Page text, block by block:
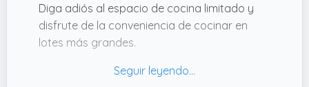
Diga adiós al espacio de cocina limitado y
disfrute de la conveniencia de cocinar en
lotes más grandes.
asador eléctrico ofrece una experiencia de